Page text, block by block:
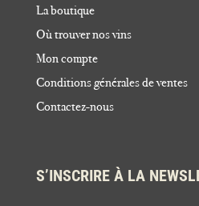
La boutique
Où trouver nos vins
Mon compte
Conditions générales de ventes
Contactez-nous
S’INSCRIRE À LA